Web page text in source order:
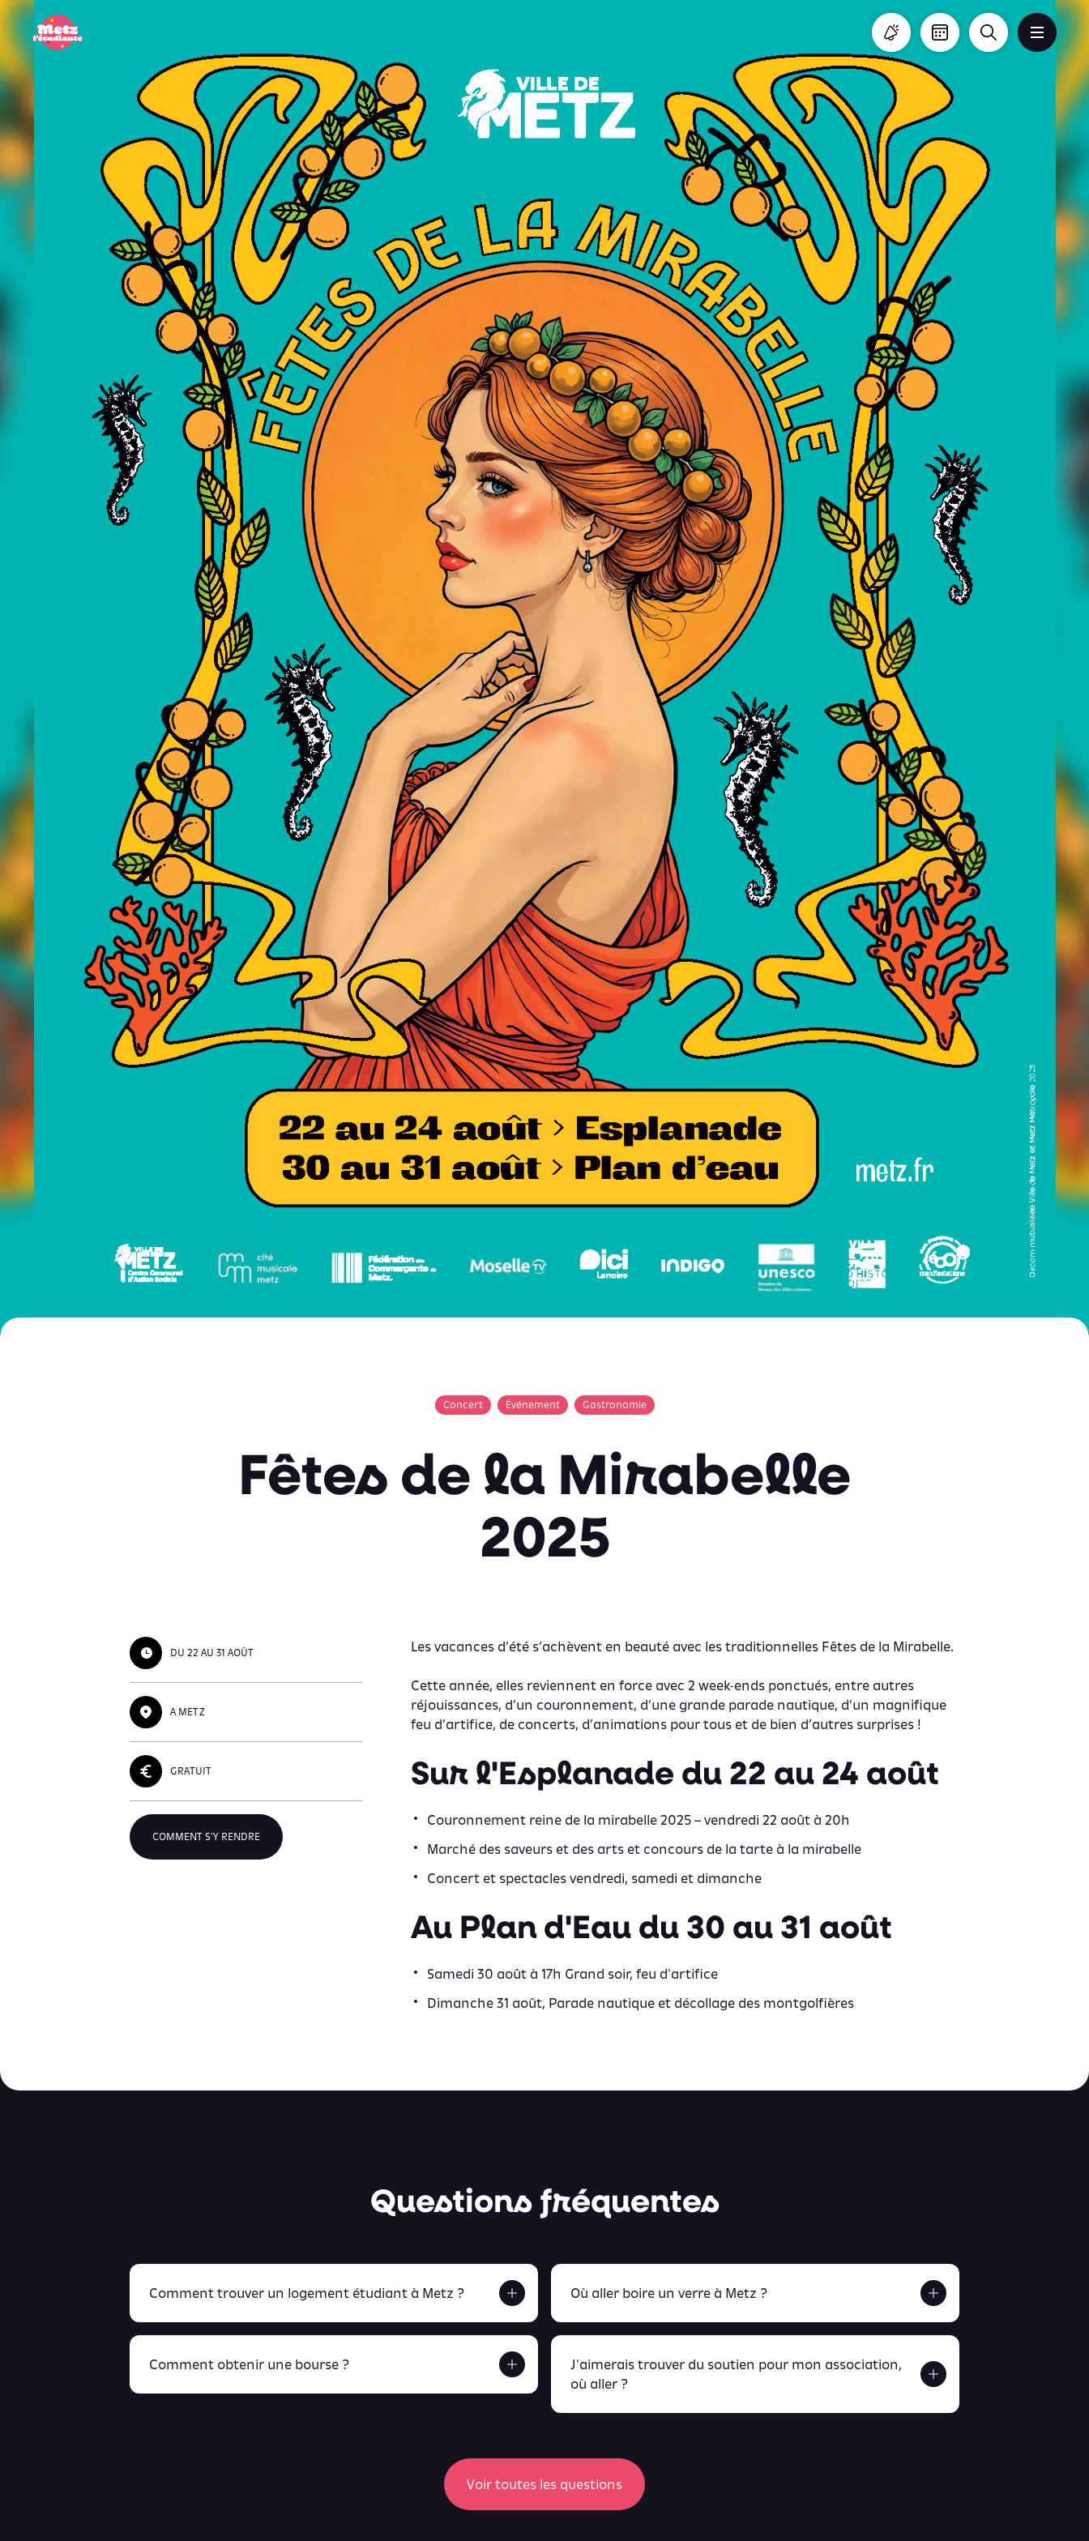
Panneau de gestion des cookies
Concert Événement Gastronomie
Fêtes de la Mirabelle
2025
DU 22 AU 31 AOÛT
A METZ
GRATUIT
COMMENT S'Y RENDRE
Les vacances d’été s’achèvent en beauté avec les traditionnelles Fêtes de la Mirabelle.
Cette année, elles reviennent en force avec 2 week-ends ponctués, entre autres
réjouissances, d’un couronnement, d’une grande parade nautique, d’un magnifique
feu d’artifice, de concerts, d’animations pour tous et de bien d’autres surprises !
Sur l'Esplanade du 22 au 24 août
Couronnement reine de la mirabelle 2025 – vendredi 22 août à 20h
Marché des saveurs et des artset concours de la tarte à la mirabelle
Concert et spectacles vendredi, samedi et dimanche
Au Plan d'Eau du 30 au 31 août
Samedi 30 août à 17h Grand soir, feu d'artifice
Dimanche 31 août, Parade nautiqueet décollage des montgolfières
Questions fréquentes
Comment trouver un logement étudiant à Metz ?
Retrouve tout ça en
Comment obtenir une bourse ?
Où aller boire un verre à Metz ?
J'aimerais trouver du soutien pour mon association,
où aller ?
Voir toutes les questions